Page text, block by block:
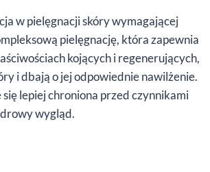
w pielęgnacji skóry wymagającej
pielęgnację, która zapewnia
kojących i regenerujących,
i dbają o jej odpowiednie nawilżenie.
się lepiej chroniona przed czynnikami
wygląd.